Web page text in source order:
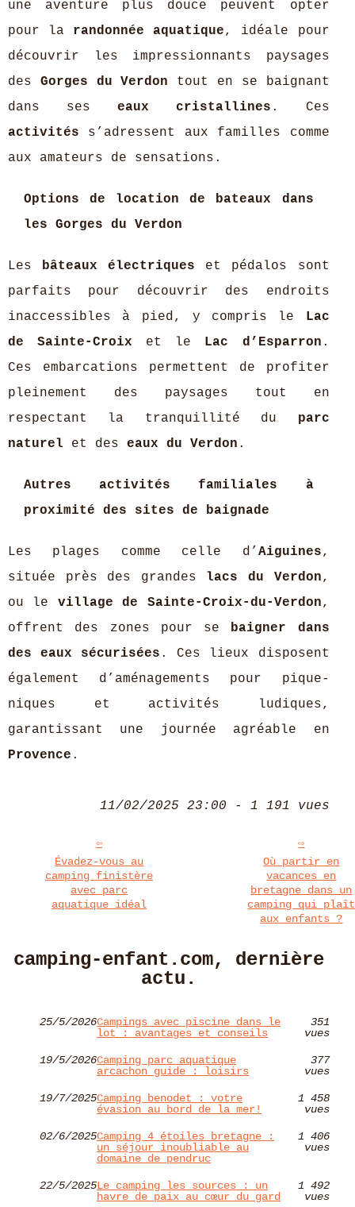
une aventure plus douce peuvent opter
pour la randonnée aquatique, idéale pour
découvrir les impressionnants paysages
des Gorges du Verdon tout en se baignant
dans ses eaux cristallines . Ces
activités s’adressent aux familles comme
aux amateurs de sensations.
Options de location de bateaux dans
les Gorges du Verdon
Les bâteaux électriques et pédalos sont
parfaits pour découvrir des endroits
inaccessibles à pied, y compris le Lac
de Sainte-Croix et le Lac d’Esparron .
Ces embarcations permettent de profiter
pleinement des paysages tout en
respectant la tranquillité du parc
naturel et des eaux du Verdon .
Autres activités familiales à
proximité des sites de baignade
Les plages comme celle d’ Aiguines,
située près des grandes lacs du Verdon,
ou le village de Sainte-Croix-du-Verdon,
offrent des zones pour se baigner dans
des eaux sécurisées . Ces lieux disposent
également d’aménagements pour pique-
niques et activités ludiques,
garantissant une journée agréable en
Provence .
11/02/2025 23:00 - 1 191 vues
Évadez-vous au
camping finistère
avec parc
aquatique idéal
Où partir en
vacances en
bretagne dans un
camping qui plaît
aux enfants ?
camping-enfant.com, dernière
actu.
25/5/2026Campings avec piscine dans le
lot : avantages et conseils
351
vues
19/5/2026Camping parc aquatique
arcachon guide : loisirs
377
vues
19/7/2025Camping benodet : votre
évasion au bord de la mer!
1 458
vues
02/6/2025Camping 4 étoiles bretagne :
un séjour inoubliable au
domaine de pendruc
1 406
vues
22/5/2025Le camping les sources : un
havre de paix au cœur du gard
1 492
vues